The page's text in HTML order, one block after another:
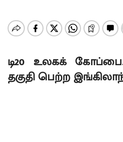
டி20 உலகக்
தகுதி பெற்ற